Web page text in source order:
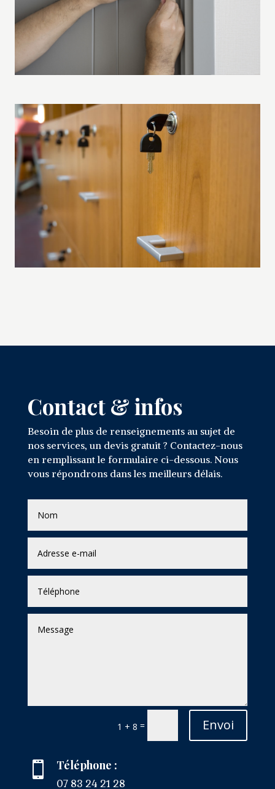
Contact & infos
Besoin de plus de renseignements au sujet de
nos services, un devis gratuit ? Contactez-nous
en remplissant le formulaire ci-dessous. Nous
vous répondrons dans les meilleurs délais.
1 + 8 = Envoi
 Téléphone :
07 83 24 21 28